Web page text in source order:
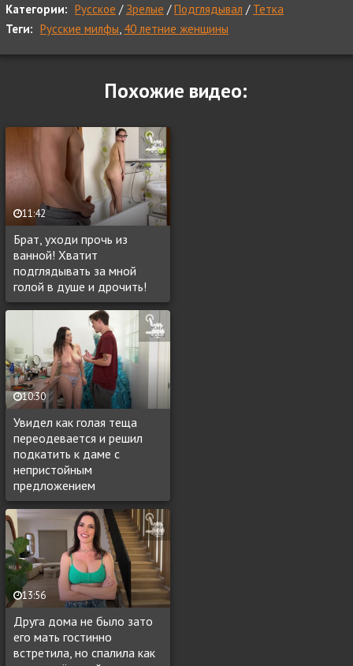
Категории: Русское / Зрелые /Подглядывал / Тетка
Теги: Русские милфы, 40 летние женщины
Похожие видео:
Брат, уходи прочь из
ванной! Хватит
подглядывать за мной
голой в душе и дрочить!
11:42
Увидел как голая теща
переодевается и решил
подкатить к даме с
непристойным
предложением
10:30
Друга дома не было зато
его мать гостинно
встретила, но спалила как
13:56